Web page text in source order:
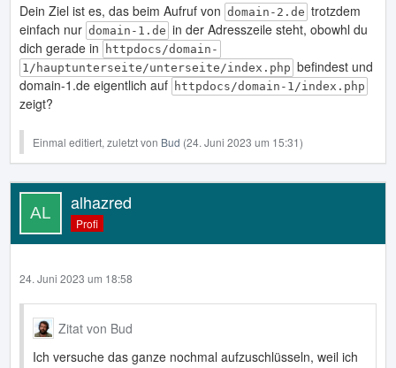
Dein Ziel ist es, das beim Aufruf von domain-2.de trotzdem
einfach nur domain-1.de in der Adresszeile steht, obowhl du
dich gerade in
httpdocs/domain-
1/hauptunterseite/unterseite/index.php befindest und
domain-1.de eigentlich auf httpdocs/domain-1/index.php
zeigt?
Einmal editiert, zuletzt von Bud (24. Juni 2023 um 15:31)
alhazred
Profi
24. Juni 2023 um 18:58
Zitat von Bud
Ich versuche das ganze nochmal aufzuschlüsseln, weil ich